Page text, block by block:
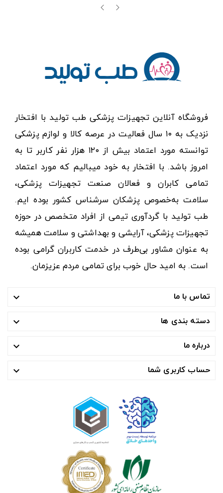
فروشگاه آنلاین تجهیزات پزشکی طب تولید با افتخار
نزدیک به ۱۰ سال فعالیت در عرصه کالا و لوازم پزشکی
توانسته مورد اعتماد بیش از ۱۲۰ هزار نفر کاربر تا به
امروز باشد. با افتخار به خود میبالیم که مورد اعتماد
تمامی کابران و فعالان صنعت تجهیزات پزشکی،
سلامت به‌خصوص پزشکان سرشناس کشور بوده ایم.
طب تولید با گردآوری تیمی از افراد متخصص در حوزه
تجهیزات پزشکی، آرایشی و بهداشتی و سلامت همیشه
به عنوان مشاور بی‌طرف در خدمت کاربران گرامی بوده
است. به امید حال خوب برای تمامی مردم عزیزمان.
تماس با ما 
دسته بندی ها 
درباره ما 
حساب کاربری شما 